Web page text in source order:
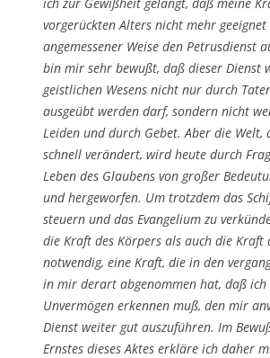
vorgerückten Alters nicht mehr
angemessener Weise den Petrusdienst
bin mir sehr bewußt, daß dieser Dienst
geistlichen Wesens nicht nur durch
ausgeübt werden darf, sondern nicht
Leiden und durch Gebet. Aber die Welt,
schnell verändert, wird heute durch
Leben des Glaubens von großer
und hergeworfen. Um trotzdem das
steuern und das Evangelium zu
die Kraft des Körpers als auch die Kraft
notwendig, eine Kraft, die in den
in mir derart abgenommen hat, daß ich
Unvermögen erkennen muß, den mir
Dienst weiter gut auszuführen. Im
Ernstes dieses Aktes erkläre ich daher